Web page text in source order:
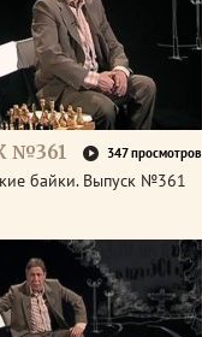
№361 347 просмотров
байки. Выпуск №361